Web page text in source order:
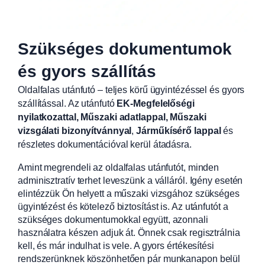
Szükséges dokumentumok
és gyors szállítás
Oldalfalas utánfutó – teljes körű ügyintézéssel és gyors
szállítással. Az utánfutó EK-Megfelelőségi
nyilatkozattal, Műszaki adatlappal, Műszaki
vizsgálati bizonyítvánnyal ,Járműkísérő lappal és
részletes dokumentációval kerül átadásra.
Amint megrendeli az oldalfalas utánfutót, minden
adminisztratív terhet leveszünk a válláról. Igény esetén
elintézzük Ön helyett a műszaki vizsgához szükséges
ügyintézést és kötelező biztosítást is. Az utánfutót a
szükséges dokumentumokkal együtt, azonnali
használatra készen adjuk át. Önnek csak regisztrálnia
kell, és már indulhat is vele. A gyors értékesítési
rendszerünknek köszönhetően pár munkanapon belül